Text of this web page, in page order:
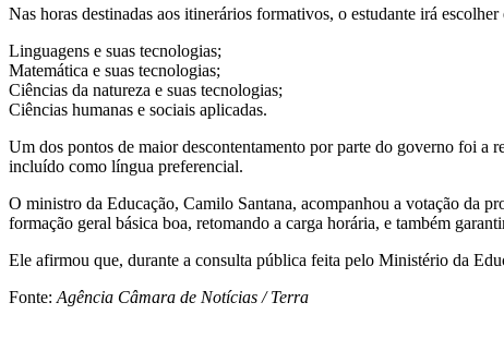
Nas horas destinadas aos itinerários formativos, o estudante irá escolher
Linguagens e suas tecnologias;
Matemática e suas tecnologias;
Ciências da natureza e suas tecnologias;
Ciências humanas e sociais aplicadas.
Um dos pontos de maior descontentamento por parte do governo foi a
incluído como língua preferencial.
O ministro da Educação, Camilo Santana, acompanhou a votação da
formação geral básica boa, retomando a carga horária, e também
Ele afirmou que, durante a consulta pública feita pelo Ministério da
Fonte: Agência Câmara de Notícias / Terra